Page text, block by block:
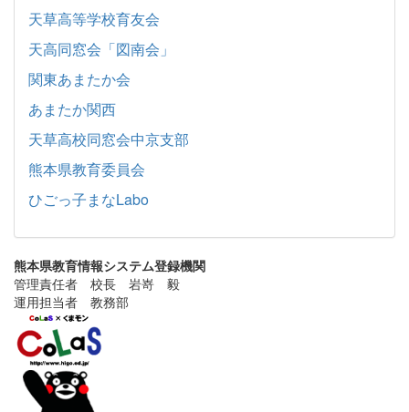
天草高等学校育友会
天高同窓会「図南会」
関東あまたか会
あまたか関西
天草高校同窓会中京支部
熊本県教育委員会
ひごっ子まなLabo
熊本県教育情報システム登録機関
管理責任者 校長 岩嵜 毅
運用担当者 教務部